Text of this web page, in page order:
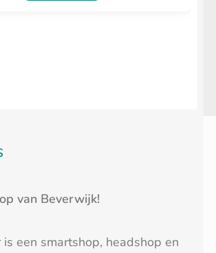
van Beverwijk!
is een smartshop, headshop en